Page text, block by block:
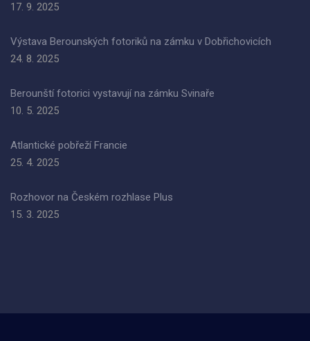
17. 9. 2025
Výstava Berounských fotoriků na zámku v Dobřichovicích
24. 8. 2025
Berounští fotorici vystavují na zámku Svinaře
10. 5. 2025
Atlantické pobřeží Francie
25. 4. 2025
Rozhovor na Českém rozhlase Plus
15. 3. 2025